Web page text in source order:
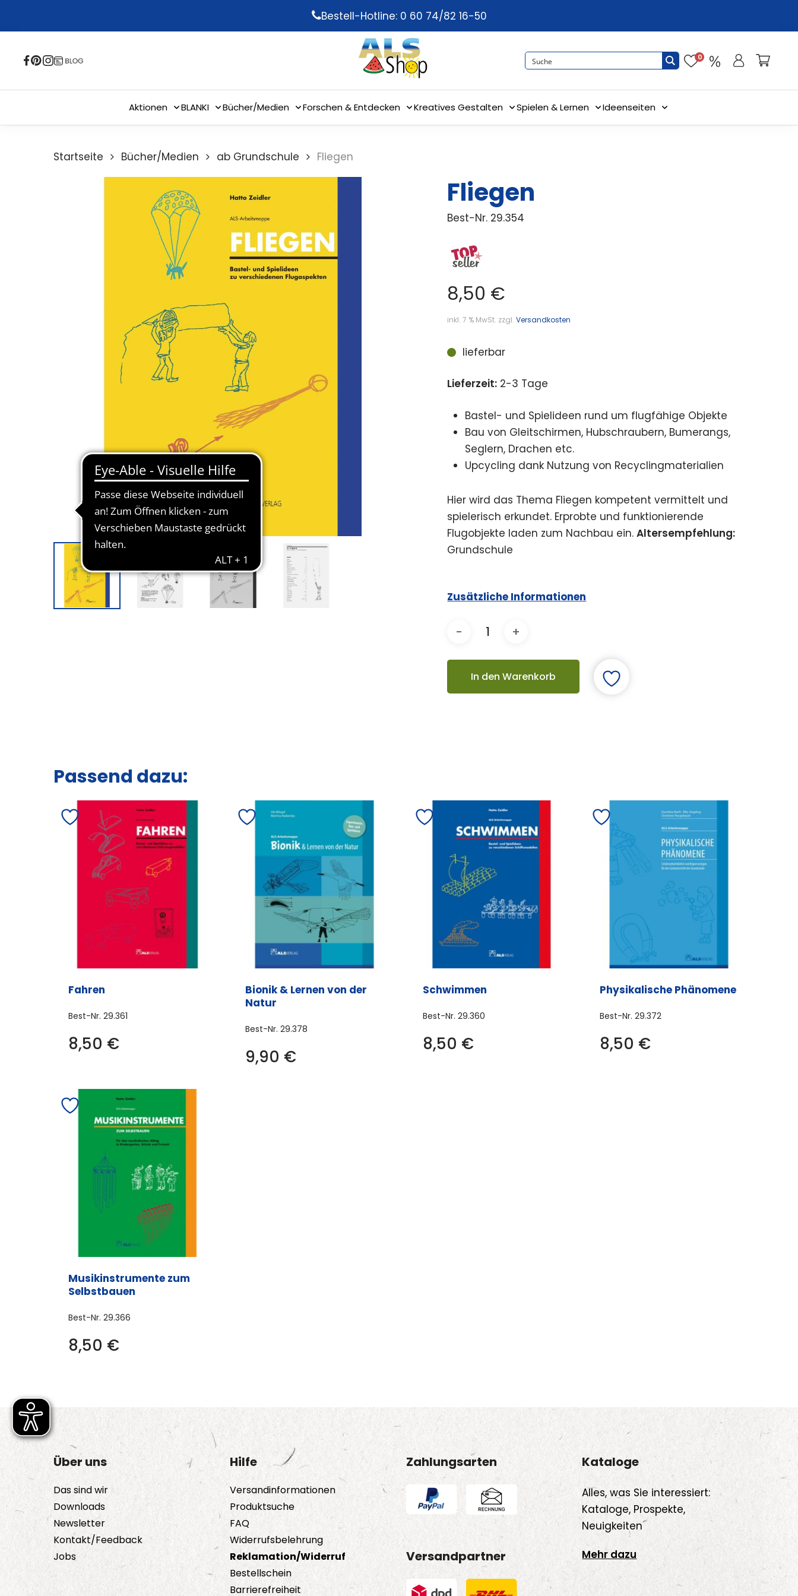
content
Bestell-Hotline: 0 60 74/82 16-50
0
Aktionen BLANKI Bücher/Medien Forschen & Entdecken Kreatives Gestalten Spielen & Lernen Ideenseiten
Startseite Bücher/Medien ab Grundschule Fliegen
Fliegen
Best-Nr. 29.354
8,50 €
inkl. 7 % MwSt. zzgl.Versandkosten
lieferbar
Lieferzeit: 2-3 Tage
Bastel- und Spielideen rund um flugfähige Objekte
Bau von Gleitschirmen, Hubschraubern, Bumerangs,
Seglern, Drachen etc.
Upcycling dank Nutzung von Recyclingmaterialien
Hier wird das Thema Fliegen kompetent vermittelt und
spielerisch erkundet. Erprobte und funktionierende
Flugobjekte laden zum Nachbau ein.Altersempfehlung:
Grundschule
Zusätzliche Informationen
In den Warenkorb
Passend dazu:
Fahren
Best-Nr. 29.361
8,50 €
Bionik & Lernen von der
Natur
Best-Nr.29.378
9,90 €
Schwimmen
Best-Nr. 29.360
8,50 €
Physikalische Phänomene
Best-Nr. 29.372
8,50 €
Musikinstrumente zum
Selbstbauen
Best-Nr. 29.366
8,50 €
Über uns
Das sind wir
Downloads
Newsletter
Kontakt/Feedback
Jobs
Hilfe
Versandinformationen
Produktsuche
FAQ
Widerrufsbelehrung
Reklamation/Widerruf
Bestellschein
Barrierefreiheit
Zahlungsarten
Versandpartner
Kataloge
Alles, was Sie interessiert:
Kataloge, Prospekte,
Neuigkeiten
Mehr dazu